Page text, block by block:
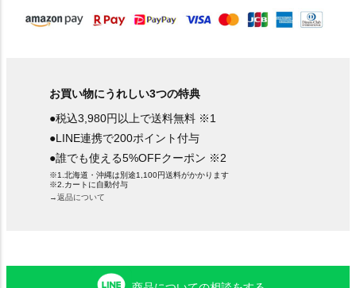
お買い物にうれしい3つの特典
●税込3,980円以上で送料無料 ※1
●LINE連携で200ポイント付与
●誰でも使える5%OFFクーポン ※2
※1.北海道・沖縄は別途1,100円送料がかかります
※2.カートに自動付与
→返品について